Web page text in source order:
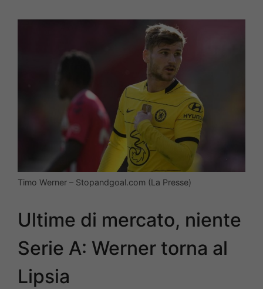
Timo Werner – Stopandgoal.com (La Presse)
Ultime di mercato, niente
Serie A: Werner torna al
Lipsia